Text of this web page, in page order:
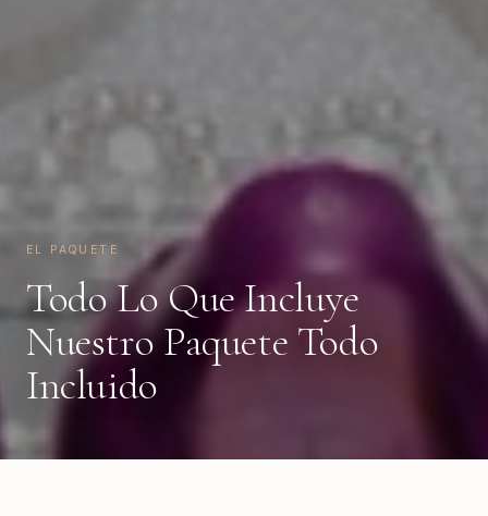
EL PAQUETE
Todo Lo Que Incluye
Nuestro Paquete Todo
Incluido